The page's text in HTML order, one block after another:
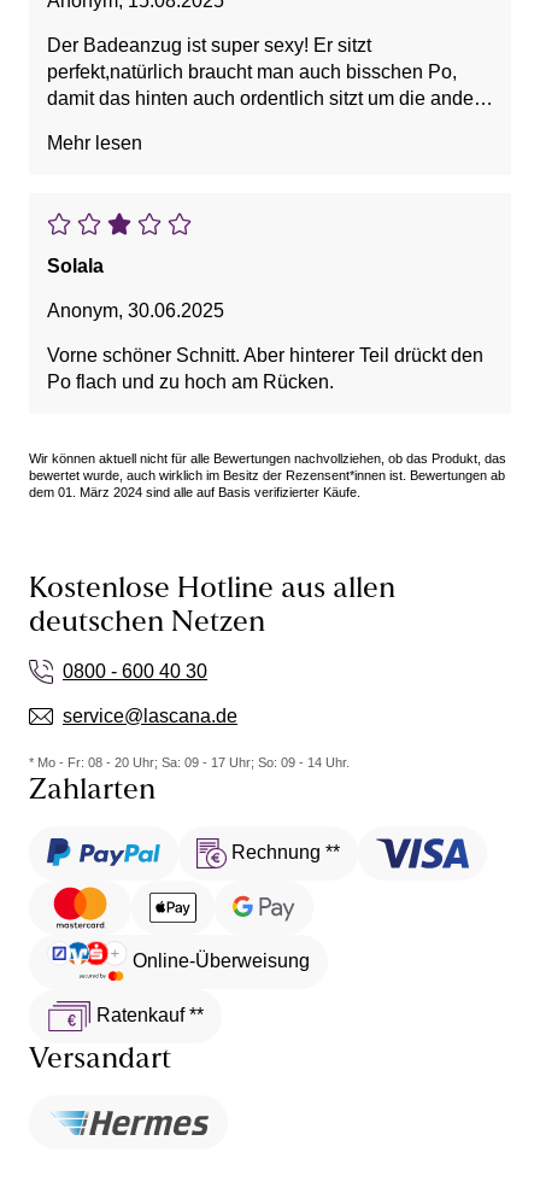
Der Badeanzug ist super sexy! Er sitzt
perfekt,natürlich braucht man auch bisschen Po,
damit das hinten auch ordentlich sitzt um die andere
und behalte ihn.
Mehr lesen
Solala
Anonym, 30.06.2025
Vorne schöner Schnitt. Aber hinterer Teil drückt den
Po flach und zu hoch am Rücken.
Wir können aktuell nicht für alle Bewertungen nachvollziehen, ob das Produkt, das
bewertet wurde, auch wirklich im Besitz der Rezensent*innen ist. Bewertungen ab
dem 01. März 2024 sind alle auf Basis verifizierter Käufe.
Kostenlose Hotline aus allen
deutschen Netzen
0800 - 600 40 30
service@lascana.de
* Mo - Fr: 08 - 20 Uhr; Sa: 09 - 17 Uhr; So: 09 - 14 Uhr.
Zahlarten
Rechnung **
Online-Überweisung
Ratenkauf **
Versandart